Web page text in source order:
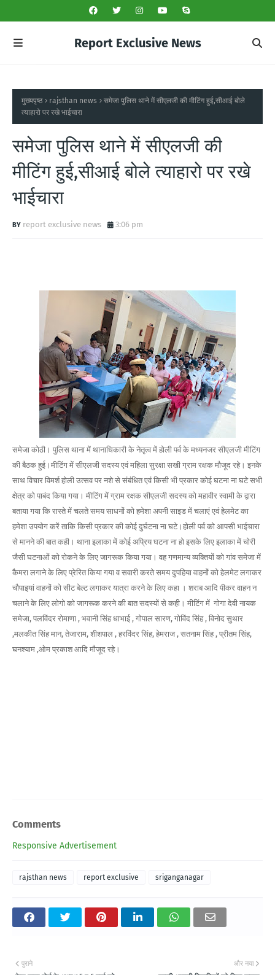
Report Exclusive News
मुख्यपृष्ठ rajsthan news
समेजा पुलिस थाने में सीएलजी की मीटिंग हुई,सीआई बोले
त्याहारो पर रखे भाईचारा
समेजा पुलिस थाने में सीएलजी की
मीटिंग हुई,सीआई बोले त्याहारो पर रखे
भाईचारा
report exclusive news 3:06 pm
समेजा कोठी। पुलिस थाना में थानाधिकारी के नेतृत्व में होली पर्व के मध्यनजर सीएलजी मीटिंग
की बैठक हुई।मीटिंग में सीएलजी सदस्य एवं महिला सुरक्षा सखी ग्राम रक्षक मौजूद रहे। इनके
साथ विचार विमर्श होली उत्सव पर नशे से संबंधित एवं किसी भी प्रकार कोई घटना ना घटे सभी
क्षेत्र को पाबंद किया गया। मीटिंग में ग्राम रक्षक सीएलजी सदस्य को महावीर स्वामी के द्वारा
बताया गया कि रास्ते में चलते समय साधनों को हमेशा अपनी साइड में चलाएं एवं हेलमेट का
हमेशा उपयोग करें ताकि किसी प्रकार की कोई दुर्घटना ना घटे।होली पर्व को आपसी भाईचारा
से मानने की बात कही। थाना इलाका में कोई अप्रिय घटना ना हो इसके लिए इलाका में चोरी
जैसी घटनाओं को रोकने के लिए जागरूक किया गया। वह गणमान्य व्यक्तियों को गांव समेजा में
कैमरा लगाने के लिए प्रेरित किया गया व सवारी करते समय दुपहिया वाहनों को हेलमेट लगाकर
चौपाइयां वाहनों को सीट बेल्ट लगाकर यात्रा करने के लिए कहा । शराब आदि पीकर वाहन न
चलाने के लिए लोगो को जागरूक करने की बात सदस्यों से कही। मीटिंग में गोगा देवी नायक
समेजा, पलविंदर रोमाणा , भवानी सिंह धाभाई , गोपाल सारण, गोविंद सिंह , विनोद सुथार
,मलकीत सिंह मान, तेजाराम, शीशपाल , हरविंदर सिंह, हेमराज , सतनाम सिंह , प्रीतम सिंह,
घनश्याम ,ओम प्रकाश आदि मौजूद रहे।
Comments
Responsive Advertisement
rajsthan news report exclusive sriganganagar
और नया
पुराने